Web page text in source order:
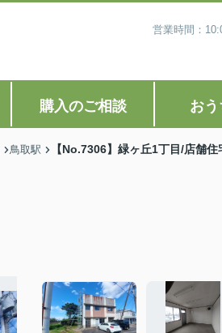
営業時間：
購入のご相談 お
鳥取駅 【No.7306】緑ヶ丘1丁目/店舗